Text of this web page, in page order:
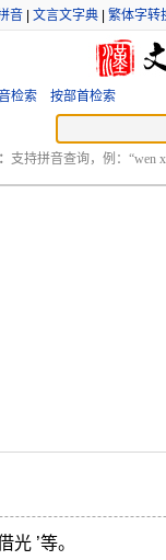
音 文言文字典 繁体字转
检索 按部首检索
支持拼音查询，例：“wen
’等。